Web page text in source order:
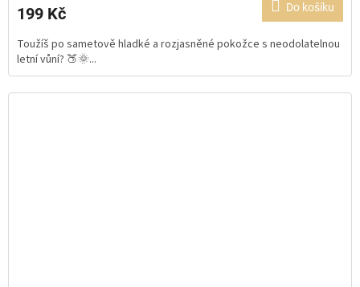
199 Kč Do košíku
Toužíš po sametově hladké a rozjasněné pokožce s neodolatelnou
letní vůní? 🍑🌞...